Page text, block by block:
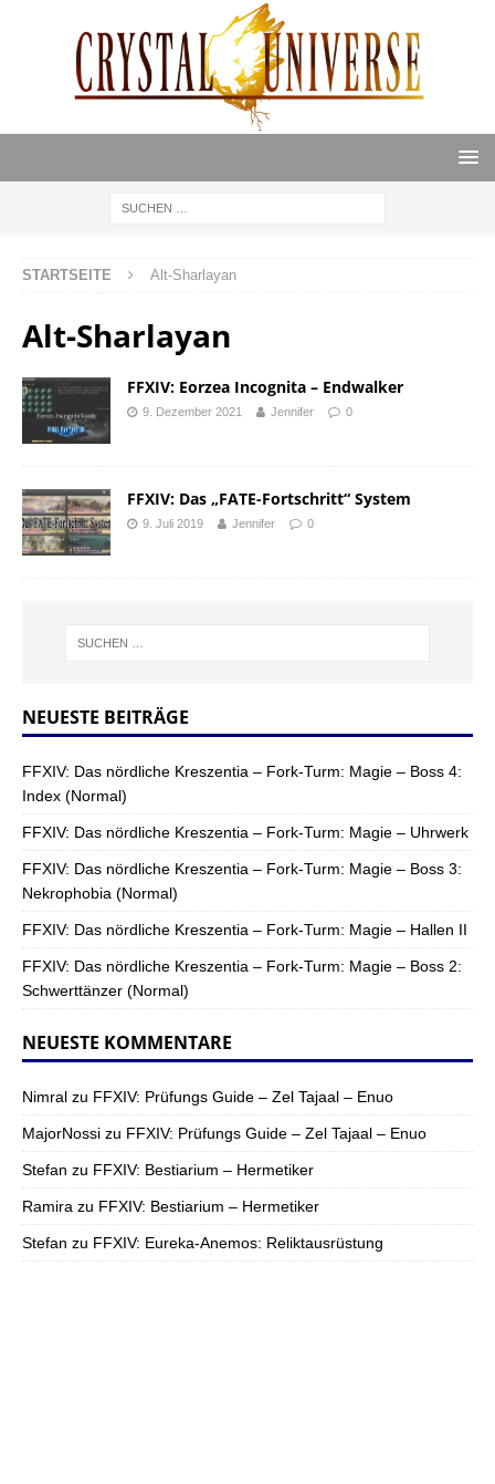
STARTSEITE Alt-Sharlayan
Alt-Sharlayan
FFXIV: Eorzea Incognita – Endwalker
9. Dezember 2021 Jennifer 0
FFXIV: Das „FATE-Fortschritt“ System
9. Juli 2019 Jennifer 0
NEUESTE BEITRÄGE
FFXIV: Das nördliche Kreszentia – Fork-Turm: Magie – Boss 4:
Index (Normal)
FFXIV: Das nördliche Kreszentia – Fork-Turm: Magie – Uhrwerk
FFXIV: Das nördliche Kreszentia – Fork-Turm: Magie – Boss 3:
Nekrophobia (Normal)
FFXIV: Das nördliche Kreszentia – Fork-Turm: Magie – Hallen II
FFXIV: Das nördliche Kreszentia – Fork-Turm: Magie – Boss 2:
Schwerttänzer (Normal)
NEUESTE KOMMENTARE
Nimral zu FFXIV: Prüfungs Guide – Zel Tajaal – Enuo
MajorNossi zu FFXIV: Prüfungs Guide – Zel Tajaal – Enuo
Stefan zu FFXIV: Bestiarium – Hermetiker
Ramira zu FFXIV: Bestiarium – Hermetiker
Stefan zu FFXIV: Eureka-Anemos: Reliktausrüstung